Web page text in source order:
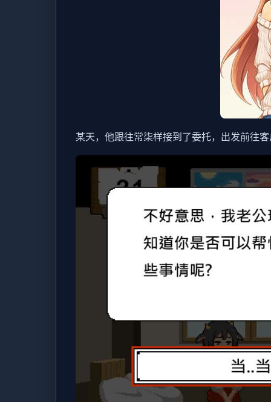
某天，他跟往常柒样接到了委托，出发前往